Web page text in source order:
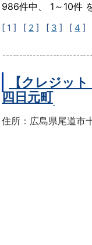
986件中、 1～10件
[ 1 ] [ 2 ] [ 3 ] [ 4 ]
【クレジッ
四日元町
住所：広島県尾道市